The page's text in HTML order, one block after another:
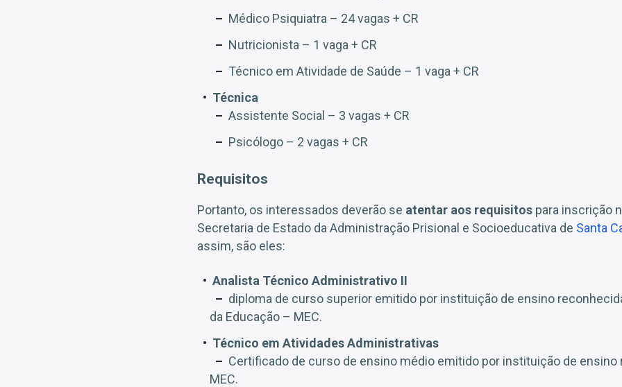
Médico Psiquiatra – 24 vagas + CR
Nutricionista – 1 vaga + CR
Técnico em Atividade de Saúde – 1 vaga + CR
Técnica
Assistente Social – 3 vagas + CR
Psicólogo – 2 vagas + CR
Requisitos
Portanto, os interessados deverão se atentar aos requisitos para inscrição
Secretaria de Estado da Administração Prisional e Socioeducativa de Santa
assim, são eles:
Analista Técnico Administrativo II
diploma de curso superior emitido por instituição de ensino
da Educação – MEC.
Técnico em Atividades Administrativas
Certificado de curso de ensino médio emitido por instituição de ensino
MEC.